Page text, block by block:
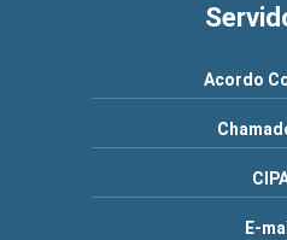
Acordo
E-